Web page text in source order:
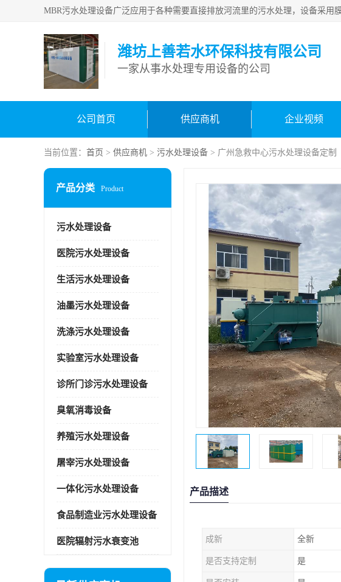
潍坊上善若水环保科技有限公司
一家从事水处理专用设备的公司
公司首页 供应商机 企业视频
当前位置： 首页 > 供应商机 > 污水处理设备 > 广州急救中心污水处理设备定制
产品分类 Product
污水处理设备
医院污水处理设备
生活污水处理设备
油墨污水处理设备
洗涤污水处理设备
实验室污水处理设备
诊所门诊污水处理设备
臭氧消毒设备
养殖污水处理设备
屠宰污水处理设备
一体化污水处理设备
食品制造业污水处理设备
医院辐射污水衰变池
产品描述
成新 全新
是否支持定制 是